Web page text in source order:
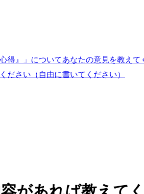
得』」についてあなたの意見を教えて
さい（自由に書いてください）